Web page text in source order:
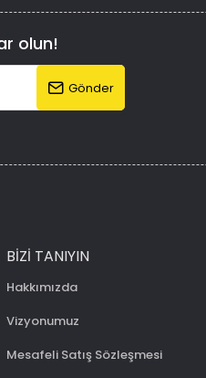
olun!
Gönder
BIZI TANIYIN
Hakkımızda
Vizyonumuz
Mesafeli Satış Sözleşmesi